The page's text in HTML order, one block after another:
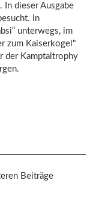
In dieser Ausgabe
In
unterwegs, im
zum Kaiserkogel"
der Kamptaltrophy
Beiträge